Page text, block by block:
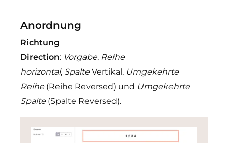
Anordnung
Richtung
Direction: Vorgabe, Reihe
horizontal, SpalteVertikal, Umgekehrte
Reihe(Reihe Reversed) und Umgekehrte
Spalte(Spalte Reversed).